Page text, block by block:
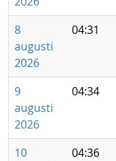
8
augusti
2026
04:31
9
augusti
2026
04:34
10
04:36